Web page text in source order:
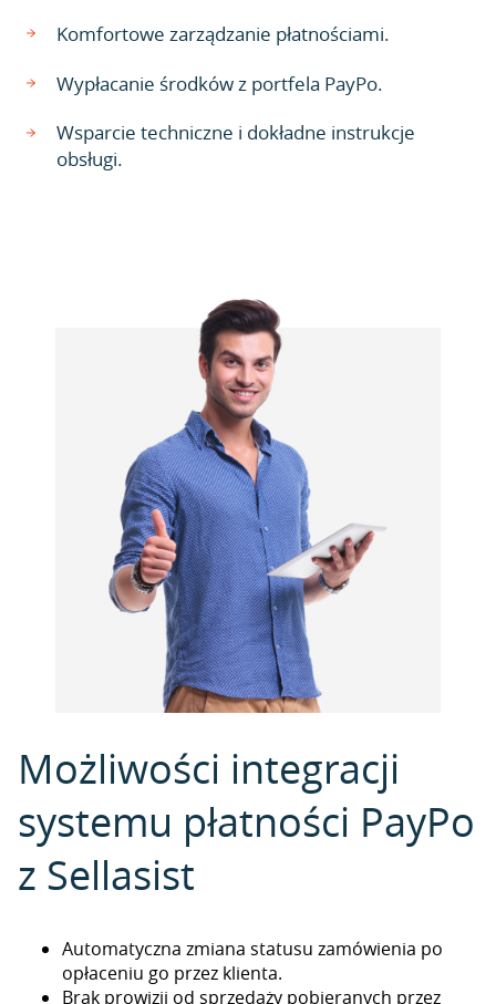
Komfortowe zarządzanie płatnościami.
Wypłacanie środków z portfela PayPo.
Wsparcie techniczne i dokładne instrukcje
obsługi.
Możliwości integracji
systemu płatności PayPo
z Sellasist
Automatyczna zmiana statusu zamówienia po
opłaceniu go przez klienta.
Brak prowizji od sprzedaży pobieranych przez